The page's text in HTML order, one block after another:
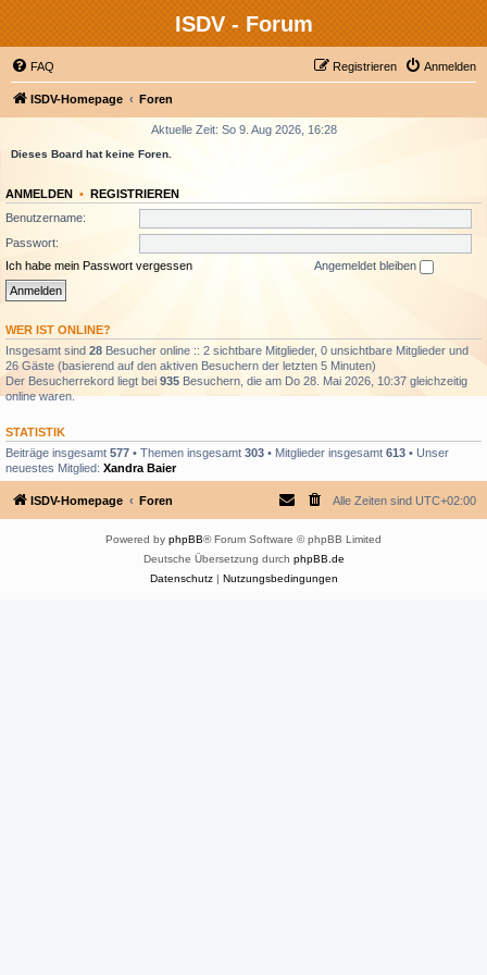
ISDV - Forum
FAQ Anmelden
Registrieren
ISDV-Homepage Foren
Aktuelle Zeit: So 9. Aug 2026, 16:28
Dieses Board hat keine Foren.
ANMELDEN • REGISTRIEREN
Benutzername:
Passwort:
Ich habe mein Passwort vergessen
Angemeldet bleiben
WER IST ONLINE?
Insgesamt sind 28 Besucher online :: 2 sichtbare Mitglieder, 0 unsichtbare Mitglieder und
26 Gäste (basierend auf den aktiven Besuchern der letzten 5 Minuten)
Der Besucherrekord liegt bei 935 Besuchern, die am Do 28. Mai 2026, 10:37 gleichzeitig
online waren.
STATISTIK
Beiträge insgesamt 577 • Themen insgesamt 303 • Mitglieder insgesamt 613 • Unser
neuestes Mitglied: Xandra Baier
ISDV-Homepage Foren Alle Zeiten sind UTC+02:00
Powered by phpBB® Forum Software © phpBB Limited
Deutsche Übersetzung durch phpBB.de
Datenschutz| Nutzungsbedingungen